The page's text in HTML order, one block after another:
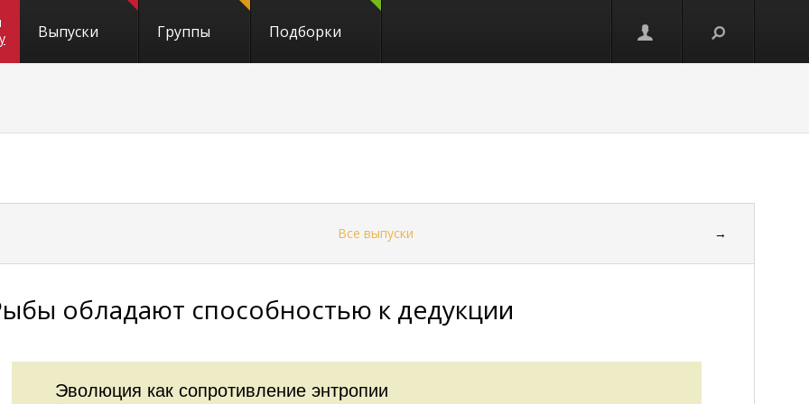
Выпуски Группы Подборки
Все выпуски →
обладают способностью к дедукции
Эволюция как сопротивление энтропии